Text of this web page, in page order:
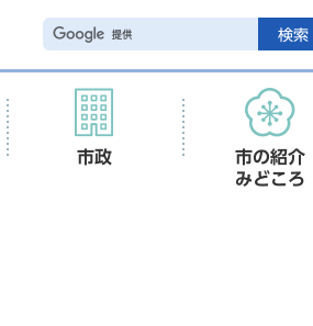
検索
市政
市の紹介
みどころ